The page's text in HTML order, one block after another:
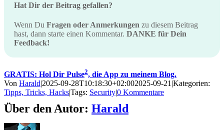
Hat Dir der Beitrag gefallen?
Wenn Du Fragen oder Anmerkungen zu diesem Beitrag
hast, dann starte einen Kommentar. DANKE für Dein
Feedback!
GRATIS: Hol Dir Pulse2, die App zu meinem Blog.
Von Harald|2025-09-28T10:18:30+02:002025-09-21 |Kategorien:
Tipps, Tricks, Hacks|Tags: Security|0 Kommentare
Über den Autor: Harald